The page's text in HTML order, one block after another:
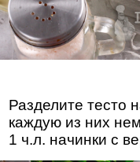
Разделите тесто
каждую из них
1 ч.л. начинки с